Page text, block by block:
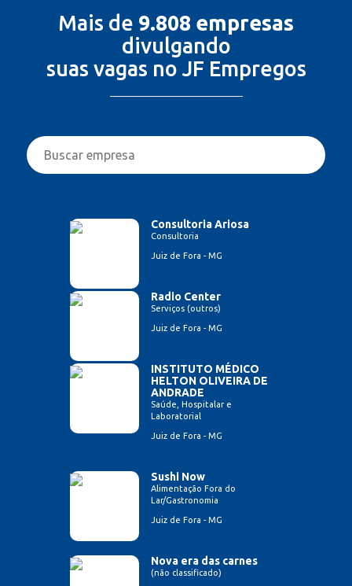
Mais de 9.808 empresas
divulgando
suas vagas no JF Empregos
Consultoria Ariosa
Consultoria
Juiz de Fora - MG
Radio Center
Serviços (outros)
Juiz de Fora - MG
INSTITUTO MÉDICO
HELTON OLIVEIRA DE
ANDRADE
Saúde, Hospitalar e
Laboratorial
Juiz de Fora - MG
Sushi Now
Alimentação Fora do
Lar/Gastronomia
Juiz de Fora - MG
Nova era das carnes
(não classificado)